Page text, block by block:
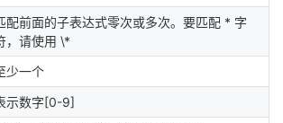
配前面的子表达式零次或多次。要匹配 * 字
，请使用 \*
少一个
示数字[0-9]